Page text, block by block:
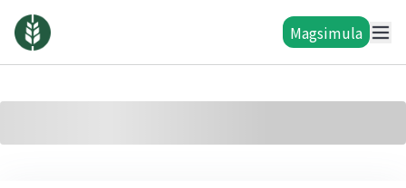
Magsimula